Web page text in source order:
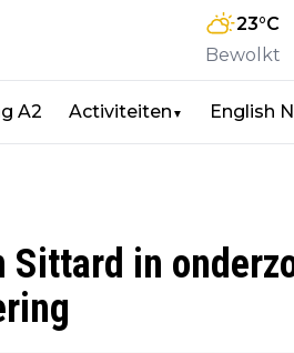
23°C
Bewolkt
A2 Activiteiten ▼ English
in